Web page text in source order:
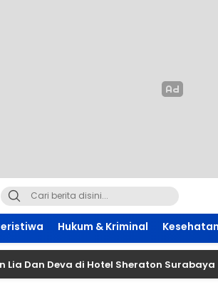
Hukum & Kriminal Kesehatan
Deva di Hotel Sheraton Surabaya